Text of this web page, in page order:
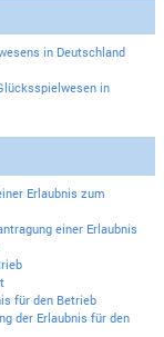
in Deutschland
in
Erlaubnis zum
einer Erlaubnis
für den Betrieb
der Erlaubnis für den